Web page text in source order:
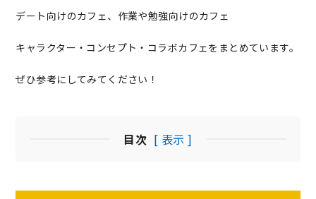
デート向けのカフェ、作業や勉強向けのカフェ
キャラクター・コンセプト・コラボカフェをまとめています。
ぜひ参考にしてみてください！
目次 [ 表示 ]